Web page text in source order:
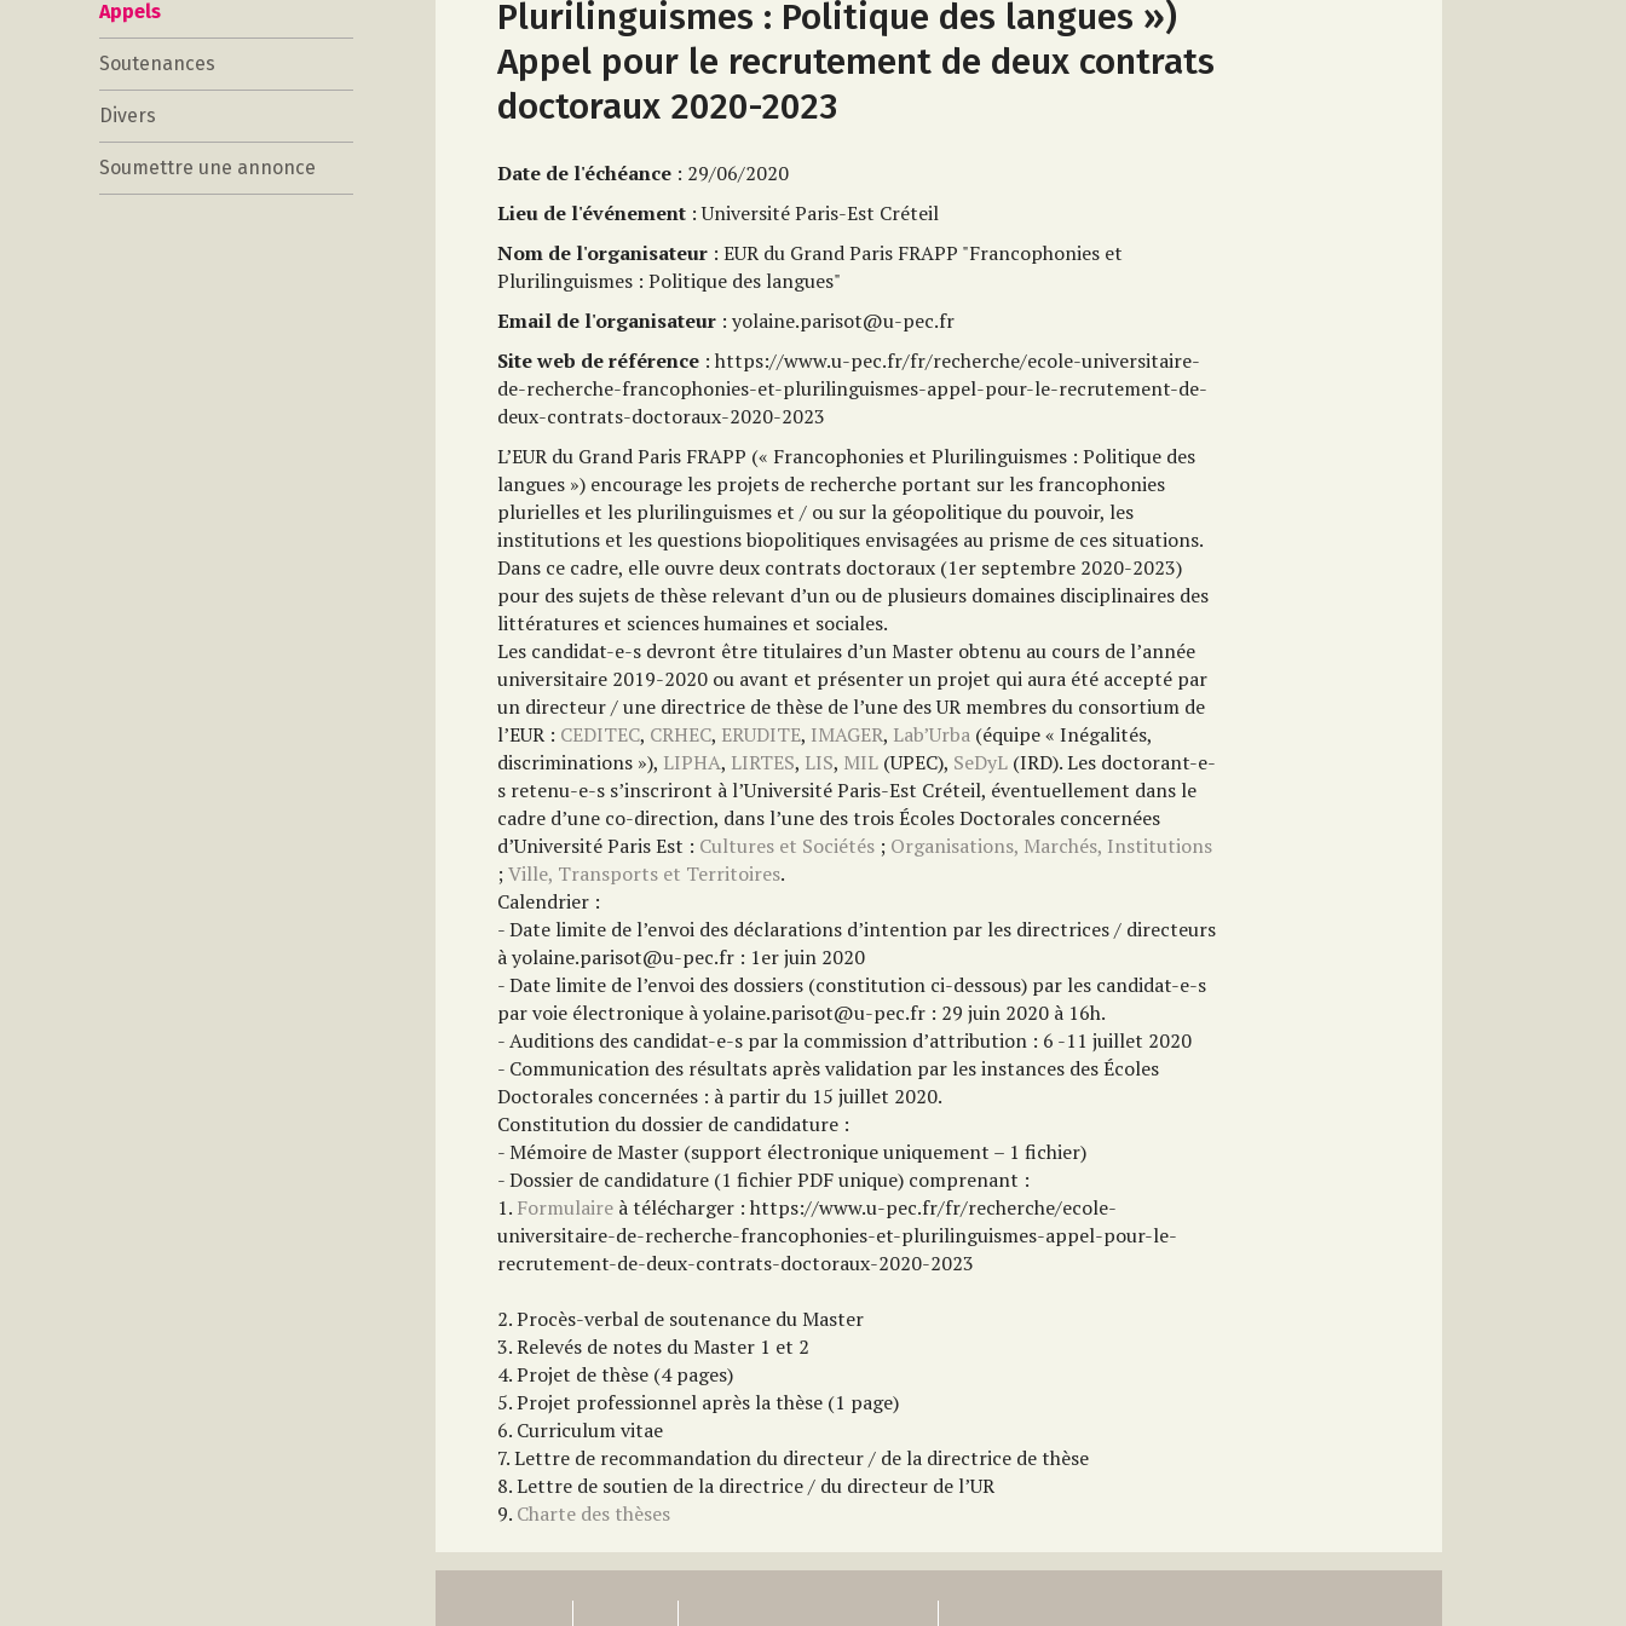
Appels
Soutenances
Divers
Soumettre une annonce
Plurilinguismes : Politique des langues »)
Appel pour le recrutement de deux contrats
doctoraux 2020-2023
Date de l'échéance : 29/06/2020
Lieu de l'événement : Université Paris-Est Créteil
Nom de l'organisateur : EUR du Grand Paris FRAPP "Francophonies et
Plurilinguismes : Politique des langues"
Email de l'organisateur : yolaine.parisot@u-pec.fr
Site web de référence : https://www.u-pec.fr/fr/recherche/ecole-universitaire-
de-recherche-francophonies-et-plurilinguismes-appel-pour-le-recrutement-de-
deux-contrats-doctoraux-2020-2023
L’EUR du Grand Paris FRAPP (« Francophonies et Plurilinguismes : Politique des
langues ») encourage les projets de recherche portant sur les francophonies
plurielles et les plurilinguismes et / ou sur la géopolitique du pouvoir, les
institutions et les questions biopolitiques envisagées au prisme de ces situations.
Dans ce cadre, elle ouvre deux contrats doctoraux (1er septembre 2020-2023)
pour des sujets de thèse relevant d’un ou de plusieurs domaines disciplinaires des
littératures et sciences humaines et sociales.
Les candidat-e-s devront être titulaires d’un Master obtenu au cours de l’année
universitaire 2019-2020 ou avant et présenter un projet qui aura été accepté par
un directeur / une directrice de thèse de l’une des UR membres du consortium de
l’EUR : CEDITEC, CRHEC, ERUDITE, IMAGER, Lab’Urba (équipe « Inégalités,
discriminations »), LIPHA, LIRTES, LIS, MIL (UPEC), SeDyL (IRD). Les doctorant-e-
s retenu-e-s s’inscriront à l’Université Paris-Est Créteil, éventuellement dans le
cadre d’une co-direction, dans l’une des trois Écoles Doctorales concernées
d’Université Paris Est : Cultures et Sociétés ; Organisations, Marchés, Institutions
;Ville, Transports et Territoires.
Calendrier :
- Date limite de l’envoi des déclarations d’intention par les directrices / directeurs
à yolaine.parisot@u-pec.fr : 1er juin 2020
- Date limite de l’envoi des dossiers (constitution ci-dessous) par les candidat-e-s
par voie électronique à yolaine.parisot@u-pec.fr : 29 juin 2020 à 16h.
- Auditions des candidat-e-s par la commission d’attribution : 6 -11 juillet 2020
- Communication des résultats après validation par les instances des Écoles
Doctorales concernées : à partir du 15 juillet 2020.
Constitution du dossier de candidature :
- Mémoire de Master (support électronique uniquement – 1 fichier)
- Dossier de candidature (1 fichier PDF unique) comprenant :
1. Formulaire à télécharger : https://www.u-pec.fr/fr/recherche/ecole-
universitaire-de-recherche-francophonies-et-plurilinguismes-appel-pour-le-
recrutement-de-deux-contrats-doctoraux-2020-2023
2. Procès-verbal de soutenance du Master
3. Relevés de notes du Master 1 et 2
4. Projet de thèse (4 pages)
5. Projet professionnel après la thèse (1 page)
6. Curriculum vitae
7. Lettre de recommandation du directeur / de la directrice de thèse
8. Lettre de soutien de la directrice / du directeur de l’UR
9. Charte des thèses